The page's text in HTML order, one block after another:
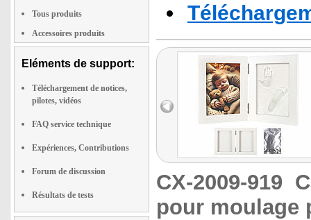
Tous produits
Accessoires produits
Eléments de support:
Téléchargement de notices,
pilotes, vidéos
FAQ service technique
Expériences, Contributions
Forum de discussion
Résultats de tests
CX-2009-919
pour moulage